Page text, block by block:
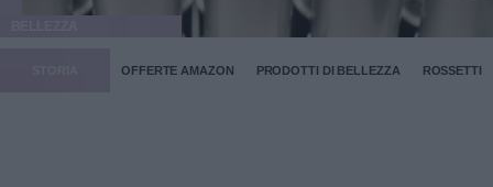
OFFERTE AMAZON PRODOTTI DI BELLEZZA ROSSETTI